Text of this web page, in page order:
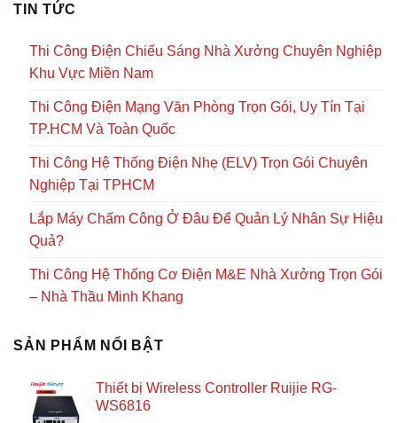
TIN TỨC
Thi Công Điện Chiếu Sáng Nhà Xưởng Chuyên Nghiệp
Khu Vực Miền Nam
Thi Công Điện Mạng Văn Phòng Trọn Gói, Uy Tín Tại
TP.HCM Và Toàn Quốc
Thi Công Hệ Thống Điện Nhẹ (ELV) Trọn Gói Chuyên
Nghiệp Tại TPHCM
Lắp Máy Chấm Công Ở Đâu Để Quản Lý Nhân Sự Hiệu
Quả?
Thi Công Hệ Thống Cơ Điện M&E Nhà Xưởng Trọn Gói
– Nhà Thầu Minh Khang
SẢN PHẨM NỔI BẬT
Thiết bị Wireless Controller Ruijie RG-
WS6816